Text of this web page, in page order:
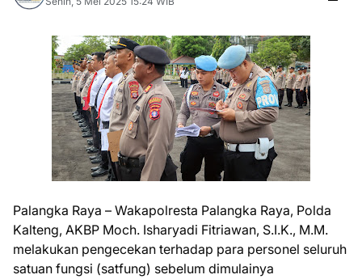
Palangka Raya – Wakapolresta Palangka Raya, Polda
Kalteng, AKBP Moch. Isharyadi Fitriawan, S.I.K., M.M.
melakukan pengecekan terhadap para personel seluruh
satuan fungsi (satfung) sebelum dimulainya